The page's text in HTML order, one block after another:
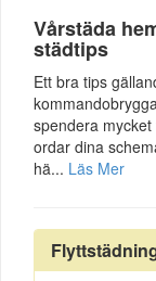
Vårstäda
städtips
Ett bra tips
spendera
ordar dina
hä... Läs Mer